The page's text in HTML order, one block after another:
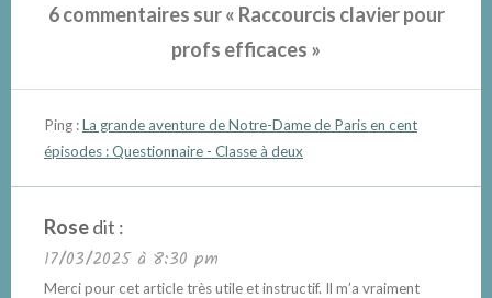
6 commentaires sur « Raccourcis clavier pour
profs efficaces »
Ping :La grande aventure de Notre-Dame de Paris en cent
épisodes : Questionnaire - Classe à deux
Rosedit :
17/03/2025 à 8:30 pm
Merci pour cet article très utile et instructif. Il m’a vraiment